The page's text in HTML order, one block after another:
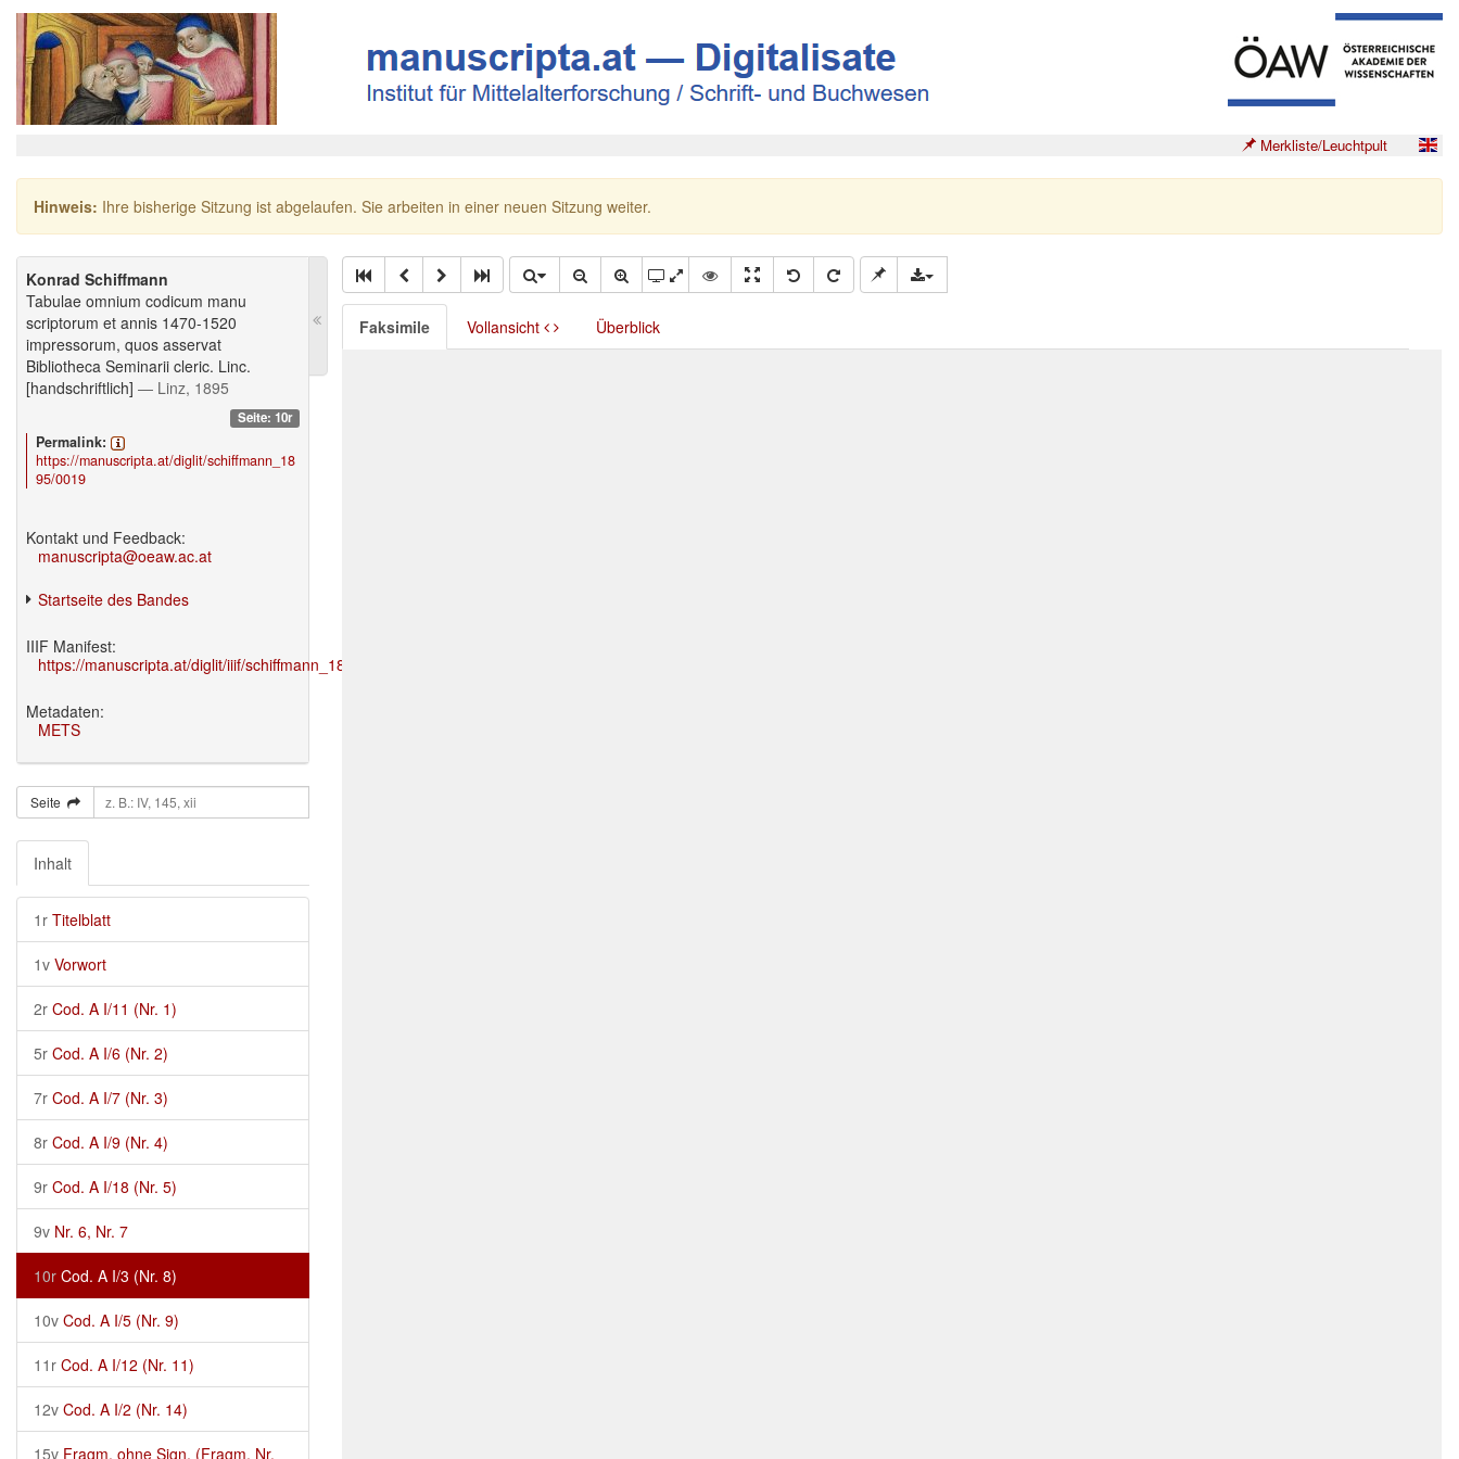
Merkliste/Leuchtpult
Hinweis: Ihre bisherige Sitzung ist abgelaufen. Sie arbeiten in einer neuen Sitzung weiter.
Konrad Schiffmann
Tabulae omnium codicum manu
scriptorum et annis 1470-1520
impressorum, quos asservat
Bibliotheca Seminarii cleric. Linc.
[handschriftlich] — Linz, 1895
Seite: 10r
Permalink:
https://manuscripta.at/diglit/schiffmann_18
95/0019
Kontakt und Feedback:
manuscripta@oeaw.ac.at
Startseite des Bandes
IIIF Manifest:
https://manuscripta.at/diglit/iiif/schiffmann_1895/manifest.json
Metadaten:
METS
Seite
Inhalt
1r Titelblatt
1v Vorwort
2r Cod. A I/11 (Nr. 1)
5r Cod. A I/6 (Nr. 2)
7r Cod. A I/7 (Nr. 3)
8r Cod. A I/9 (Nr. 4)
9r Cod. A I/18 (Nr. 5)
9v Nr. 6, Nr. 7
10r Cod. A I/3 (Nr. 8)
10v Cod. A I/5 (Nr. 9)
11r Cod. A I/12 (Nr. 11)
12v Cod. A I/2 (Nr. 14)
15v Fragm. ohne Sign. (Fragm. Nr.
Faksimile Vollansicht Überblick